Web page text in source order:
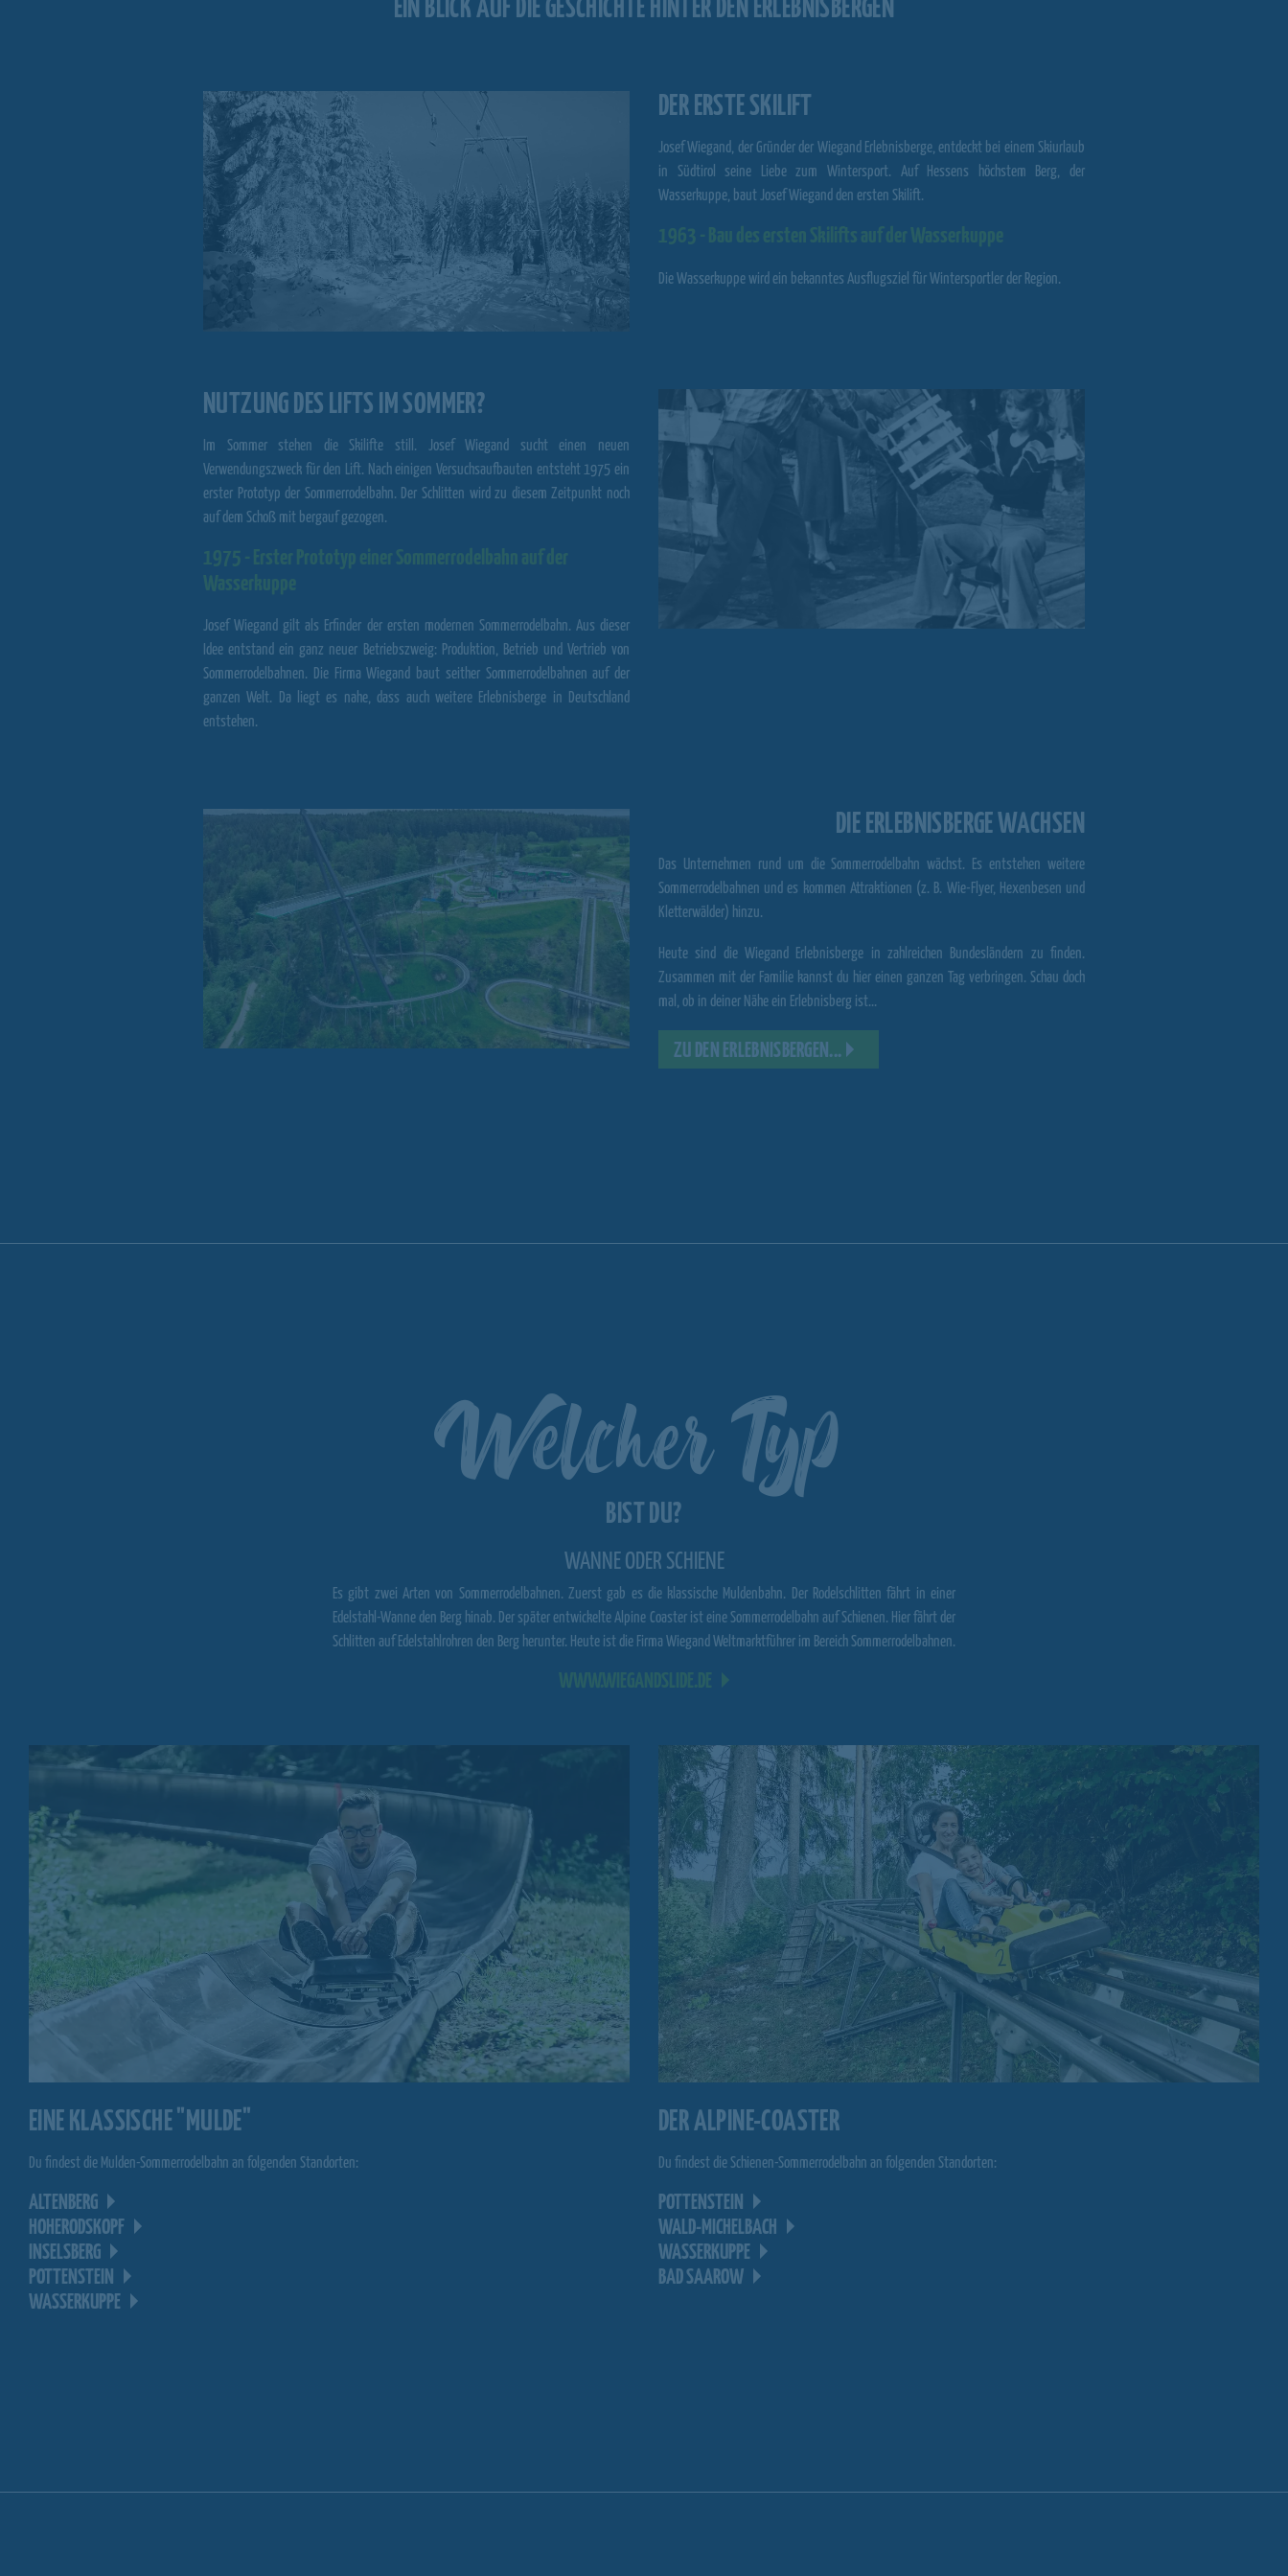
EIN BLICK AUF DIE GESCHICHTE HINTER DEN ERLEBNISBERGEN
DER ERSTE SKILIFT
Josef Wiegand, der Gründer der Wiegand Erlebnisberge, entdeckt bei einem Skiurlaub
in Südtirol seine Liebe zum Wintersport. Auf Hessens höchstem Berg, der
Wasserkuppe, baut Josef Wiegand den ersten Skilift.
DieWasserkuppewird ein bekanntes Ausflugsziel für Wintersportler der Region.
NUTZUNG DES LIFTS IM SOMMER?
Im Sommer stehen die Skilifte still. Josef Wiegand sucht einen neuen
Verwendungszweck für den Lift. Nach einigen Versuchsaufbauten entsteht 1975 ein
erster Prototyp der Sommerrodelbahn. Der Schlitten wird zu diesem Zeitpunkt noch
auf dem Schoß mit bergauf gezogen.
Josef Wiegand gilt als Erfinder der ersten modernen Sommerrodelbahn. Aus dieser
Idee entstand ein ganz neuer Betriebszweig: Produktion, Betrieb und Vertrieb von
Sommerrodelbahnen. Die Firma Wiegand
baut seither Sommerrodelbahnen auf der
ganzen Welt. Da liegt es nahe, dass auch weitere Erlebnisberge in Deutschland
entstehen.
DIE ERLEBNISBERGE WACHSEN
Das Unternehmen rund um die Sommerrodelbahn wächst. Es entstehen weitere
Sommerrodelbahnen und es kommen Attraktionen (z. B. Wie-Flyer, Hexenbesen und
Kletterwälder) hinzu.
Heute sind die Wiegand Erlebnisberge in zahlreichen Bundesländern zu finden.
Zusammen mit der Familie kannst du hier einen ganzen Tag verbringen. Schau doch
mal, ob in deiner Nähe ein Erlebnisberg ist...
ZU DEN ERLEBNISBERGEN...
Welcher Typ
BIST DU?
WANNE ODER SCHIENE
Es gibt zwei Arten von Sommerrodelbahnen. Zuerst gab es die klassische Muldenbahn. Der Rodelschlitten fährt in einer
Edelstahl-Wanne den Berg hinab. Der später entwickelte Alpine Coaster ist eine Sommerrodelbahn auf Schienen. Hier fährt der
Schlitten auf Edelstahlrohren den Berg herunter. Heute ist die Firma Wiegand Weltmarktführer im Bereich Sommerrodelbahnen.
EINE KLASSISCHE "MULDE"
Du findest die Mulden-Sommerrodelbahn an folgenden Standorten:
ALTENBERG
HOHERODSKOPF
INSELSBERG
POTTENSTEIN
WASSERKUPPE
DER ALPINE-COASTER
Du findest die Schienen-Sommerrodelbahn an folgenden Standorten:
POTTENSTEIN
WALD-MICHELBACH
WASSERKUPPE
BAD SAAROW